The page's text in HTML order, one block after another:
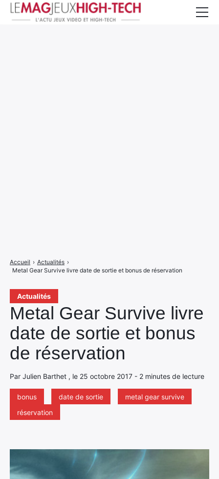
Actualités
Metal Gear Survive livre
date de sortie et bonus
de réservation
Par Julien Barthet , le 25 octobre 2017 - 2 minutes de lecture
bonus date de sortie
metal gear survive
réservation
Accueil › Actualités ›
Metal Gear Survive livre date de sortie et bonus de réservation